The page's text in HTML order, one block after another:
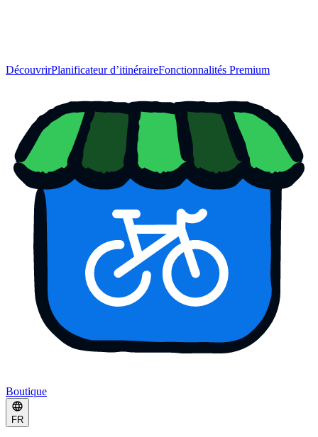
DécouvrirPlanificateur d’itinéraireFonctionnalités Premium
Boutique
FR